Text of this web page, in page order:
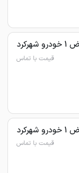
قیمت با تماس
قیمت با تماس